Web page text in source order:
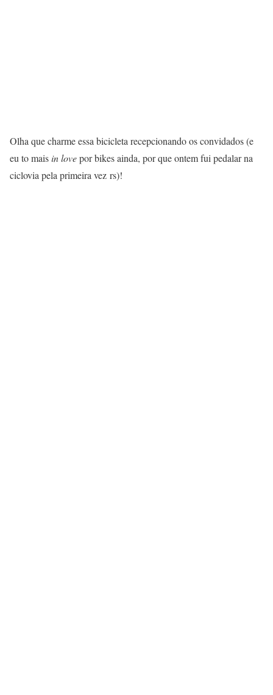
Olha que charme essa bicicleta recepcionando os convidados (e
eu to mais in lovepor bikes ainda, por que ontem fui pedalar na
ciclovia pela primeira vez rs)!